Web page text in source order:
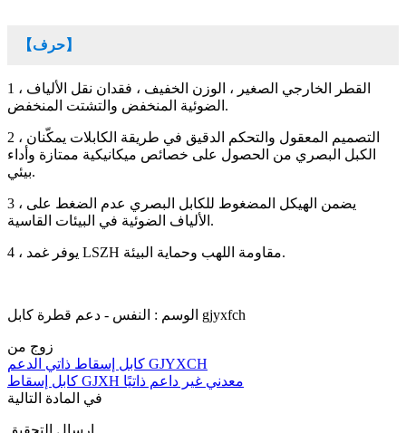
【حرف】
1 ، القطر الخارجي الصغير ، الوزن الخفيف ، فقدان نقل الألياف
الضوئية المنخفض والتشتت المنخفض.
2 ، التصميم المعقول والتحكم الدقيق في طريقة الكابلات يمكّنان
الكبل البصري من الحصول على خصائص ميكانيكية ممتازة وأداء
بيئي.
3 ، يضمن الهيكل المضغوط للكابل البصري عدم الضغط على
الألياف الضوئية في البيئات القاسية.
4 ، يوفر غمد LSZH مقاومة اللهب وحماية البيئة.
الوسم : النفس - دعم قطرة كابل gjyxfch
زوج من
كابل إسقاط ذاتي الدعم GJYXCH
كابل إسقاط GJXH معدني غير داعم ذاتيًا
في المادة التالية
إرسال التحقيق